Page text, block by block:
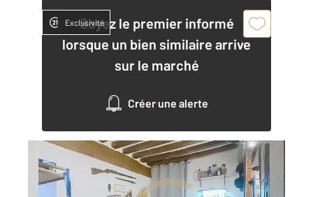
Soyez le premier informé
lorsque un bien similaire arrive
sur le marché
Créer une alerte
Exclusivité
COMPIEGNE 60
52,15 m
, 3 pièces
Ref : 17711